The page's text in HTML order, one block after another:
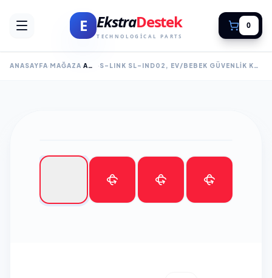
E EkstraDestek
TECHNOLOGICAL PARTS
0
ANASAYFA MAĞAZA AKILLI KAMERA S-LINK SL-IND02, EV/BEBEK GÜVENLIK KAMERASI, WIFI, 2MPIX, 3.6MM LENS, 10M. GECE GÖRÜŞÜ, HAREKET ALGILAMA, İKI YÖNLÜ SES, MICRO SD KARTLI, TUYA YAZILIM